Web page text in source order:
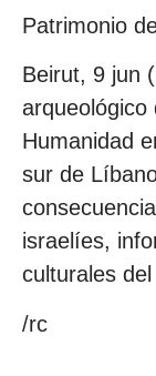
Patrimonio
Beirut, 9 jun
arqueológico
Humanidad
sur de
israelíes,
culturales
/rc